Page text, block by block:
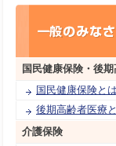
国民健康保険・ 後期
国民健康保険とは
後期高齢者医療
介護保険